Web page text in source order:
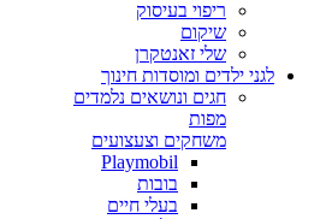
ריפוי בעיסוק
שיקום
שלי זאנטקרן
לגני ילדים ומוסדות חינוך
חגים ונושאים נלמדים
מפות
משחקים וצעצועים
Playmobil
בובות
בעלי חיים